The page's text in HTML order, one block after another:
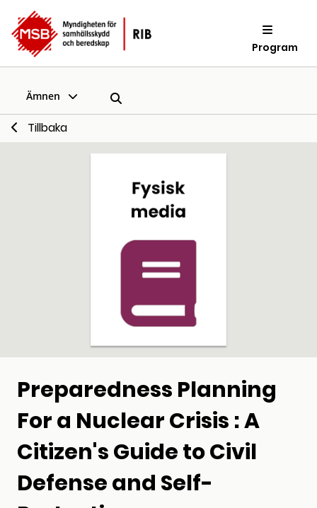
Program
Ämnen
Tillbaka
Preparedness Planning
For a Nuclear Crisis : A
Citizen's Guide to Civil
Defense and Self-